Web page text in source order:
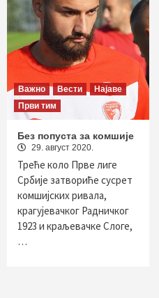
Важно Вести
Најаве
Први тим
Без попуста за комшије
29. август 2020.
Треће коло Прве лиге
Србије затвориће сусрет
комшијских ривала,
крагујевачког Радничког
1923 и краљевачке Слоге,
…